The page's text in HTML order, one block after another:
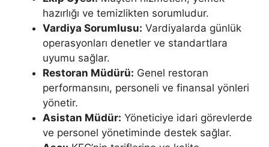
hazırlığı ve temizlikten sorumludur.
Vardiya Sorumlusu: Vardiyalarda günlük
operasyonları denetler ve standartlara
uyumu sağlar.
Restoran Müdürü: Genel restoran
performansını, personeli ve finansal yönleri
yönetir.
Asistan Müdür: Yöneticiye idari görevlerde
ve personel yönetiminde destek sağlar.